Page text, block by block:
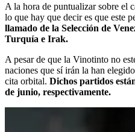
A la hora de puntualizar sobre el
lo que hay que decir es que este
llamado de la Selección de
Turquía e Irak.
A pesar de que la Vinotinto no
naciones que sí irán la han
cita orbital. Dichos partidos
de junio, respectivamente.